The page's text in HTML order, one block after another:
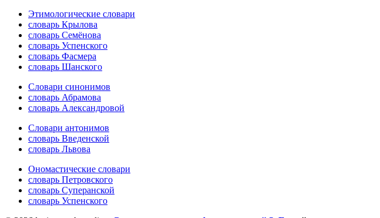
Этимологические словари
словарь Крылова
словарь Семёнова
словарь Успенского
словарь Фасмера
словарь Шанского
Словари синонимов
словарь Абрамова
словарь Александровой
Словари антонимов
словарь Введенской
словарь Львова
Ономастические словари
словарь Петровского
словарь Суперанской
словарь Успенского